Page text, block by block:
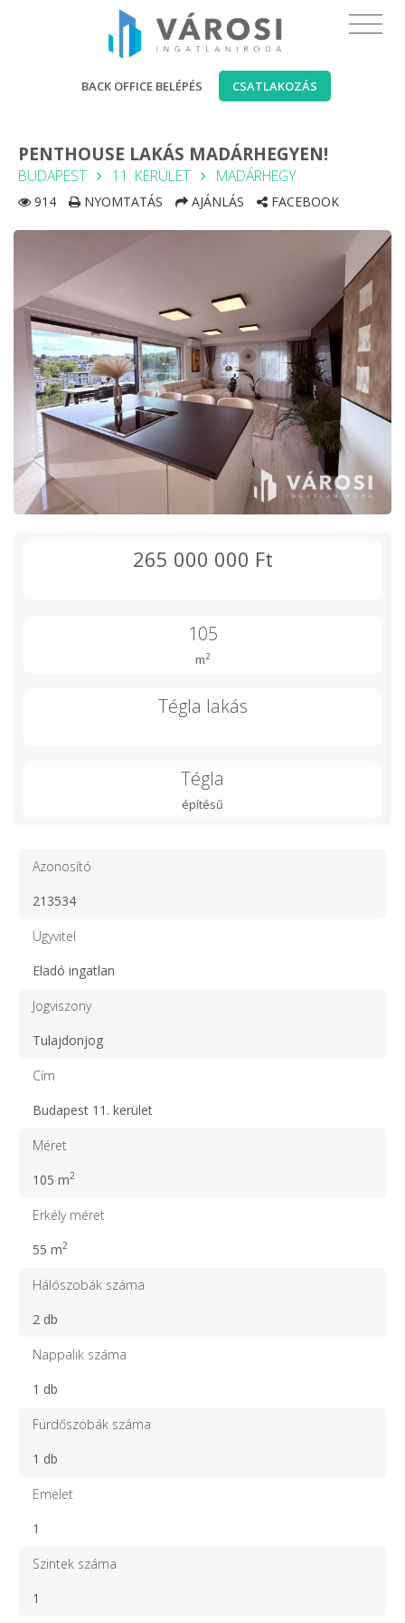
BACK OFFICE BELÉPÉS CSATLAKOZÁS
PENTHOUSE LAKÁS MADÁRHEGYEN!
BUDAPEST 11. KERÜLET MADÁRHEGY
914 NYOMTATÁS AJÁNLÁS FACEBOOK
265 000 000 Ft
105
m2
Tégla lakás
Tégla
építésű
Azonosító
213534
Ügyvitel
Eladó ingatlan
Jogviszony
Tulajdonjog
Cím
Budapest 11. kerület
Méret
105 m2
Erkély méret
55 m2
Hálószobák száma
2 db
Nappalik száma
1 db
Fürdőszobák száma
1 db
Emelet
1
Szintek száma
1